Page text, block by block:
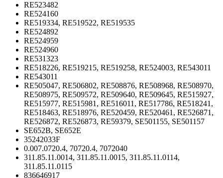
RE523482
RE524160
RE519334, RE519522, RE519535
RE524892
RE524959
RE524960
RE531323
RE518226, RE519215, RE519258, RE524003, RE543011
RE543011
RE505047, RE506802, RE508876, RE508968, RE508970,
RE508975, RE509572, RE509640, RE509645, RE515927,
RE515977, RE515981, RE516011, RE517786, RE518241,
RE518463, RE518976, RE520459, RE520461, RE526871,
RE526872, RE526873, RE59379, SE501155, SE501157
SE652B, SE652E
35242033F
0.007.0720.4, 70720.4, 7072040
311.85.11.0014, 311.85.11.0015, 311.85.11.0114,
311.85.11.0115
836646917